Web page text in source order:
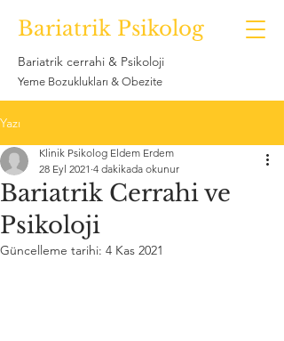
Bariatrik Psikolog
Bariatrik cerrahi & Psikoloji
Yeme Bozuklukları & Obezite
Yazı
Bariatrik Cerrahi ve
Psikoloji
Klinik Psikolog Eldem Erdem
28 Eyl 2021 4 dakikada okunur
Güncelleme tarihi: 4 Kas 2021